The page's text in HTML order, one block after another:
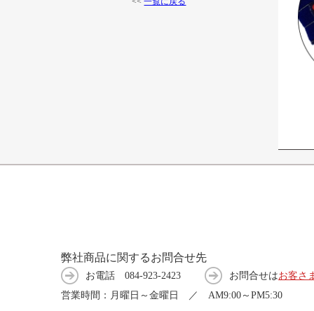
弊社商品に関するお問合せ先
お電話 084-923-2423 お問合せはお客さ
営業時間：月曜日～金曜日 ／ AM9:00～PM5:30